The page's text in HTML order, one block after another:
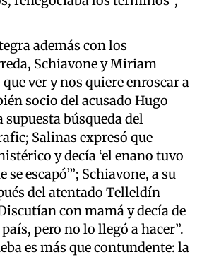
además con los
Schiavone y Miriam
ver y nos quiere enroscar a
socio del acusado Hugo
supuesta búsqueda del
Salinas expresó que
y decía ‘el enano tuvo
se escapó’”; Schiavone, a su
del atentado Telleldín
con mamá y decía de
pero no lo llegó a hacer”.
es más que contundente: la